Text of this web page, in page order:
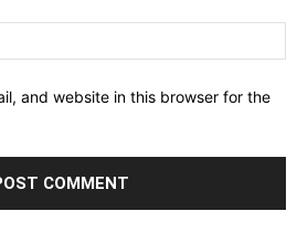
and website in this browser for the